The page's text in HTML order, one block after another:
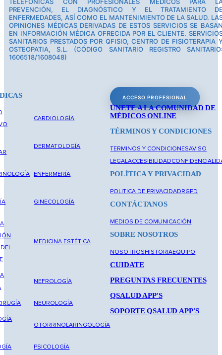
PREVENCIÓN, EL DIAGNÓSTICO Y EL TRATAMIENTO
ENFERMEDADES, ASÍ COMO EL MANTENIMIENTO DE LA SALUD.
OPINIONES MÉDICAS DERIVADAS DE ESTOS SERVICIOS SE
EN INFORMACIÓN MÉDICA OFRECIDA POR EL CLIENTE.
SANITARIOS PRESTADOS POR QFISIO, CENTRO DE FISIOTERAPIA
OSTEOPATIA, S.L. (CÓDIGO SANITARIO REGISTRO
1606518/1608048)
CARDIOLOGÍA
DERMATOLOGÍA
ENFERMERÍA
GINECOLOGÍA
MEDICINA ESTÉTICA
NEFROLOGÍA
NEUROLOGÍA
OTORRINOLARINGOLOGÍA
PSICOLOGÍA
ACCESO PROFESIONAL
ÚNETE A LA COMUNIDAD DE
MÉDICOS ONLINE
TÉRMINOS Y CONDICIONES
TERMINOS Y CONDICIONESAVISO
LEGALACCESIBILIDAD
POLÍTICA Y PRIVACIDAD
POLITICA DE PRIVACIDADRGPD
CONTÁCTANOS
MEDIOS DE COMUNICACIÓN
SOBRE NOSOTROS
NOSOTROSHISTORIAEQUIPO
CUIDATE
PREGUNTAS FRECUENTES
QSALUD APP'S
SOPORTE QSALUD APP'S